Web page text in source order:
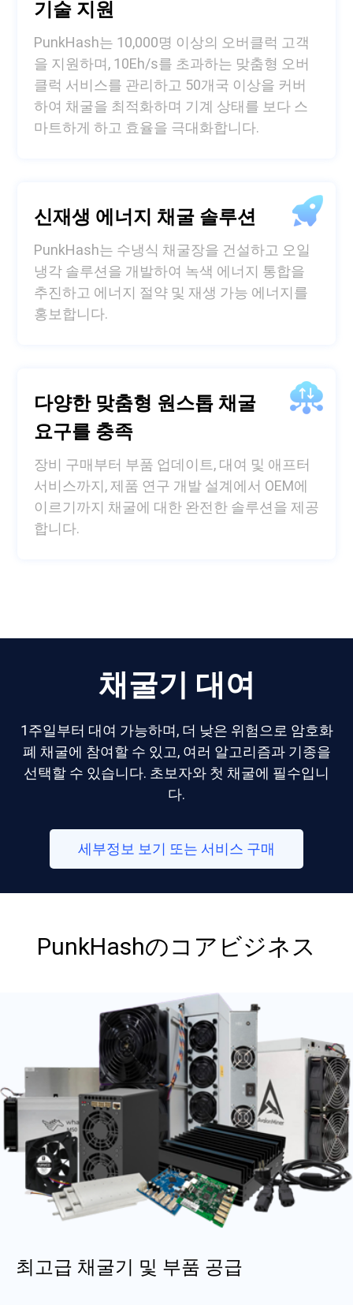
기술 지원
PunkHash는 10,000명 이상의 오버클럭 고객
을 지원하며, 10Eh/s를 초과하는 맞춤형 오버
클럭 서비스를 관리하고 50개국 이상을 커버
하여 채굴을 최적화하며 기계 상태를 보다 스
마트하게 하고 효율을 극대화합니다.
신재생 에너지 채굴 솔루션
PunkHash는 수냉식 채굴장을 건설하고 오일
냉각 솔루션을 개발하여 녹색 에너지 통합을
추진하고 에너지 절약 및 재생 가능 에너지를
홍보합니다.
다양한 맞춤형 원스톱 채굴
요구를 충족
장비 구매부터 부품 업데이트, 대여 및 애프터
서비스까지, 제품 연구 개발 설계에서 OEM에
이르기까지 채굴에 대한 완전한 솔루션을 제공
합니다.
채굴기 대여
1주일부터 대여 가능하며, 더 낮은 위험으로 암호화
폐 채굴에 참여할 수 있고, 여러 알고리즘과 기종을
선택할 수 있습니다. 초보자와 첫 채굴에 필수입니
다.
세부정보 보기 또는 서비스 구매
PunkHashのコアビジネス
최고급 채굴기 및 부품 공급